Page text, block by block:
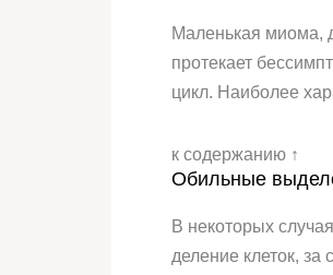
Маленькая миома,
протекает
цикл. Наиболее
к содержанию ↑
Обильные
В некоторых
деление клеток, за